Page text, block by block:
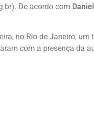
De acordo com
no Rio de Janeiro, um
com a presença da